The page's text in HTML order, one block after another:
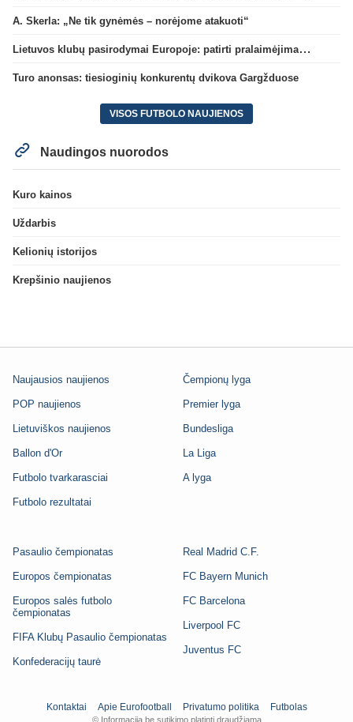
A. Skerla: „Ne tik gynėmės – norėjome atakuoti“
Lietuvos klubų pasirodymai Europoje: patirti pralaimėjimai Kroatijos atstovams
Turo anonsas: tiesioginių konkurentų dvikova Gargžduose
VISOS FUTBOLO NAUJIENOS
Naudingos nuorodos
Kuro kainos
Uždarbis
Kelionių istorijos
Krepšinio naujienos
Naujausios naujienos
POP naujienos
Lietuviškos naujienos
Ballon d'Or
Futbolo tvarkarasciai
Futbolo rezultatai
Čempionų lyga
Premier lyga
Bundesliga
La Liga
A lyga
Pasaulio čempionatas
Europos čempionatas
Europos salės futbolo
čempionatas
FIFA Klubų Pasaulio čempionatas
Konfederacijų taurė
Real Madrid C.F.
FC Bayern Munich
FC Barcelona
Liverpool FC
Juventus FC
Kontaktai Apie Eurofootball Privatumo politika Futbolas
© Informaciją be sutikimo platinti draudžiama